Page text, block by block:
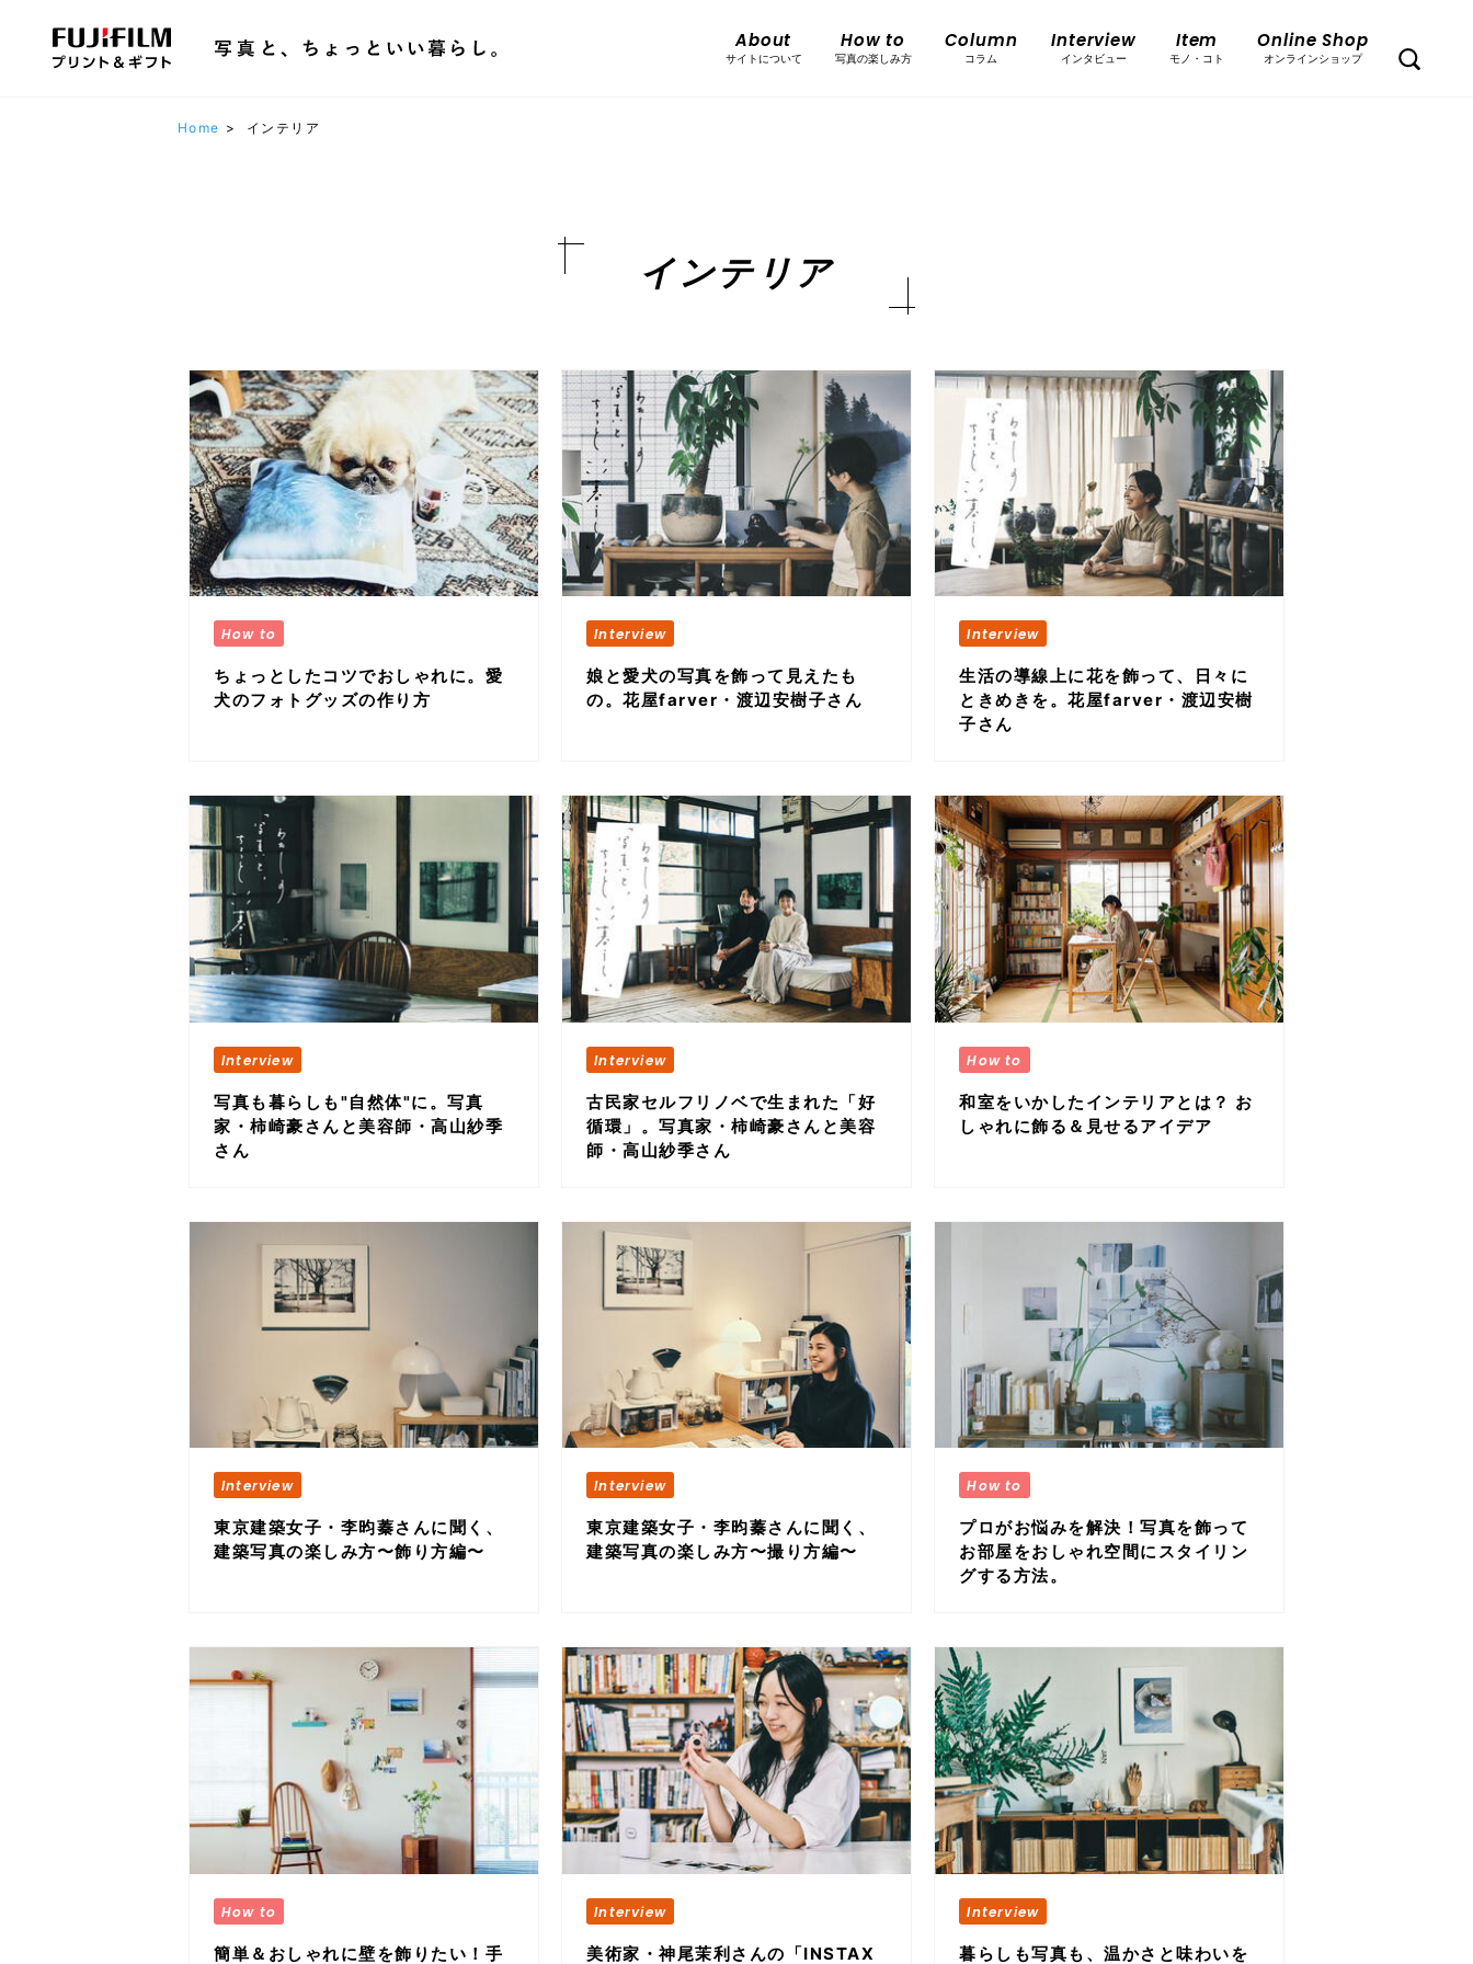
About
サイトについて
How to
写真の楽しみ方
Column
コラム
Interview
インタビュー
Item
モノ・コト
Online Shop
オンラインショップ
Home > インテリア
インテリア
ちょっとしたコツでおしゃれに。愛
犬のフォトグッズの作り方
娘と愛犬の写真を飾って見えたも
の。花屋farver・渡辺安樹子さん
生活の導線上に花を飾って、日々に
ときめきを。花屋farver・渡辺安樹
子さん
写真も暮らしも"自然体"に。写真
家・柿崎豪さんと美容師・高山紗季
さん
古民家セルフリノベで生まれた「好
循環」。写真家・柿崎豪さんと美容
師・高山紗季さん
和室をいかしたインテリアとは？ お
しゃれに飾る＆見せるアイデア
東京建築女子・李昀蓁さんに聞く、
建築写真の楽しみ方〜飾り方編〜
東京建築女子・李昀蓁さんに聞く、
建築写真の楽しみ方〜撮り方編〜
プロがお悩みを解決！写真を飾って
お部屋をおしゃれ空間にスタイリン
グする方法。
簡単＆おしゃれに壁を飾りたい！手 美術家・神尾茉利さんの「INSTAX 暮らしも写真も、温かさと味わいを